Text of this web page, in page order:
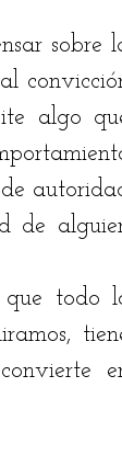
sobre
algo
de
que todo